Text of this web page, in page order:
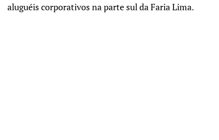
aluguéis corporativos na parte sul da Faria Lima.